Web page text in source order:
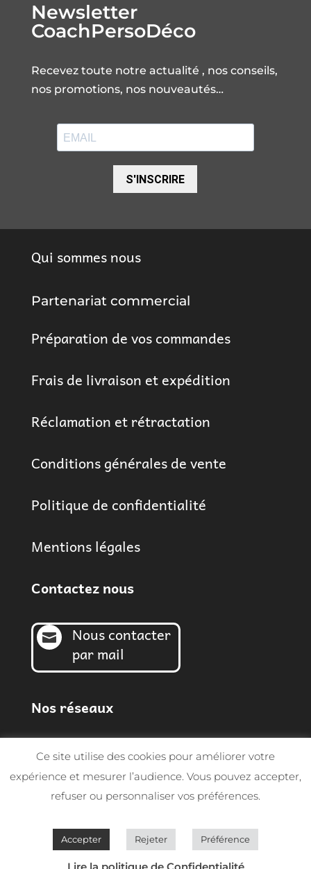
Newsletter
CoachPersoDéco
Recevez toute notre actualité , nos conseils,
nos promotions, nos nouveautés…
S'INSCRIRE
Qui sommes nous
Partenariat commercial
Préparation de vos commandes
Frais de livraison et expédition
Réclamation et rétractation
Conditions générales de vente
Politique de confidentialité
Mentions légales
Contactez nous

Nous contacter
par mail
Nos réseaux
Conception SynapTIC
Ce site utilise des cookies pour améliorer votre
expérience et mesurer l’audience. Vous pouvez accepter,
refuser ou personnaliser vos préférences.
Accepter Rejeter Préférence